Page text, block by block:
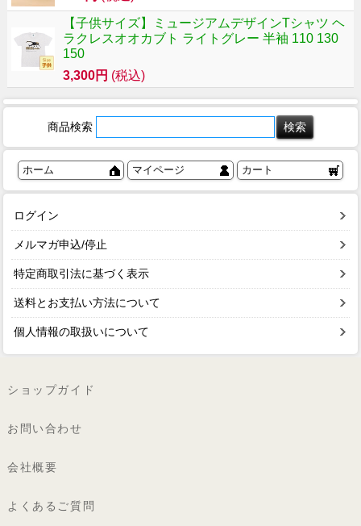
【子供サイズ】ミュージアムデザインTシャツ ヘ
ラクレスオオカブト ライトグレー 半袖 110 130
150
3,300円 (税込)
商品検索
ホーム マイページ カート
ログイン
メルマガ申込/停止
特定商取引法に基づく表示
送料とお支払い方法について
個人情報の取扱いについて
ショップガイド
お問い合わせ
会社概要
よくあるご質問